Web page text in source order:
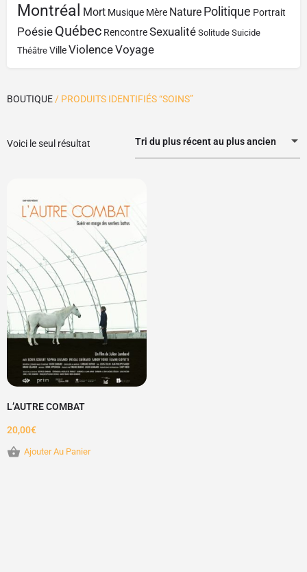
Montréal Mort Musique Mère Nature Politique Portrait
Poésie Québec RencontreSexualité Solitude Suicide
Théâtre VilleViolenceVoyage
BOUTIQUE / PRODUITS IDENTIFIÉS “SOINS”
Voici le seul résultat Tri du plus récent au plus ancien
L’AUTRE COMBAT
20,00€
Ajouter Au Panier